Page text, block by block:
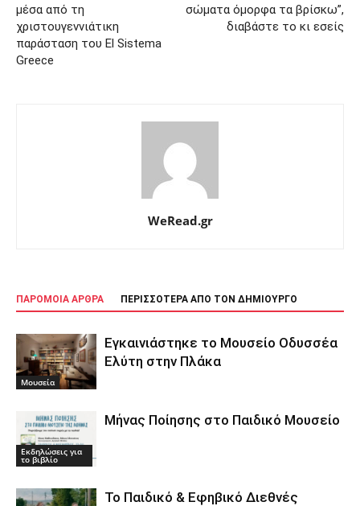
μέσα από τη
χριστουγεννιάτικη
παράσταση του El Sistema
Greece
σώματα όμορφα τα βρίσκω”,
διαβάστε το κι εσείς
WeRead.gr
ΠΑΡΟΜΟΙΑ ΑΡΘΡΑ ΠΕΡΙΣΣΟΤΕΡΑ ΑΠΟ ΤΟΝ ΔΗΜΙΟΥΡΓΟ
Μουσεία
Εγκαινιάστηκε το Μουσείο Οδυσσέα
Ελύτη στην Πλάκα
Εκδηλώσεις για
το βιβλίο
Μήνας Ποίησης στο Παιδικό Μουσείο
Το Παιδικό & Εφηβικό Διεθνές